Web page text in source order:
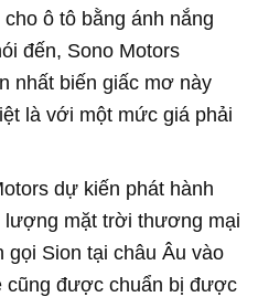
ô tô bằng ánh nắng
đến, Sono Motors
nhất biến giấc mơ này
là với một mức giá phải
dự kiến phát hành
lượng mặt trời thương mại
Sion tại châu Âu vào
cũng được chuẩn bị được